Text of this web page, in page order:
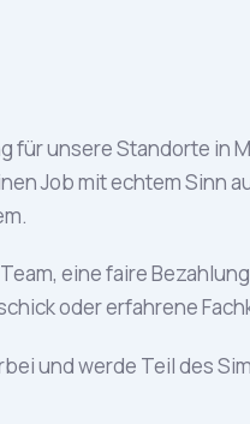
für unsere Standorte in
Job mit echtem
eine faire
oder erfahrene
und werde Teil des